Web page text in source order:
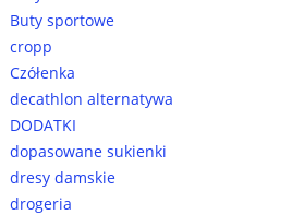
Buty sportowe
cropp
Czółenka
decathlon alternatywa
DODATKI
dopasowane sukienki
dresy damskie
drogeria